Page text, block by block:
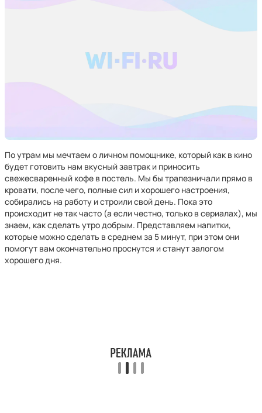
По утрам мы мечтаем о личном помощнике, который как в кино
будет готовить нам вкусный завтрак и приносить
свежесваренный кофе в постель. Мы бы трапезничали прямо в
кровати, после чего, полные сил и хорошего настроения,
собирались на работу и строили свой день. Пока это
происходит не так часто (а если честно, только в сериалах), мы
знаем, как сделать утро добрым. Представляем напитки,
которые можно сделать в среднем за 5 минут, при этом они
помогут вам окончательно проснутся и станут залогом
хорошего дня.